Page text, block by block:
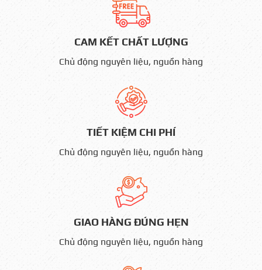
CAM KẾT CHẤT LƯỢNG
Chủ động nguyên liệu, nguồn hàng
TIẾT KIỆM CHI PHÍ
Chủ động nguyên liệu, nguồn hàng
GIAO HÀNG ĐÚNG HẸN
Chủ động nguyên liệu, nguồn hàng